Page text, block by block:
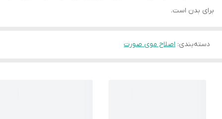
برای بدن است.
دسته‌بندی: اصلاح موی صورت